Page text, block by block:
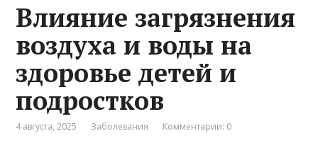
Влияние загрязнения
воздуха и воды на
здоровье детей и
подростков
4 августа, 2025 Заболевания Комментарии: 0